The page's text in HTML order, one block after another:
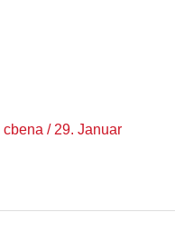
cbena / 29. Januar